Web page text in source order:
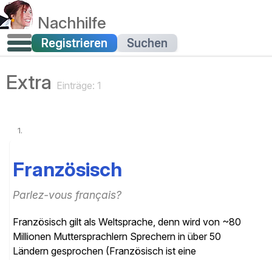
Korepetycje
Rejestr Szukać
Dodatkowy
1.
francuski
Parlez-vous français?
Język francuski jest uważany za język globalny,
którym posługuje się około 80 milionów rodzimych
użytkowników w ponad 50 krajach (język francuski